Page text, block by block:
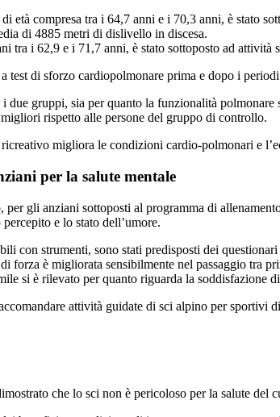
età compresa tra i 64,7 anni e i 70,3 anni, è stato
di 4885 metri di dislivello in discesa.
tra i 62,9 e i 71,7 anni, è stato sottoposto ad
test di sforzo cardiopolmonare prima e dopo i
due gruppi, sia per quanto la funzionalità
rispetto alle persone del gruppo di controllo.
migliora le condizioni cardio-polmonari e
per la salute mentale
gli anziani sottoposti al programma di
e lo stato dell’umore.
con strumenti, sono stati predisposti dei
forza è migliorata sensibilmente nel passaggio tra
si è rilevato per quanto riguarda la soddisfazione
attività guidate di sci alpino per
che lo sci non è pericoloso per la salute del